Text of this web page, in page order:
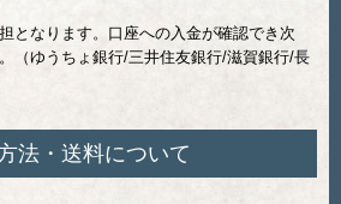
となります。口座への入金が確認でき次
（ゆうちょ銀行/三井住友銀行/滋賀銀行/長
法・送料について